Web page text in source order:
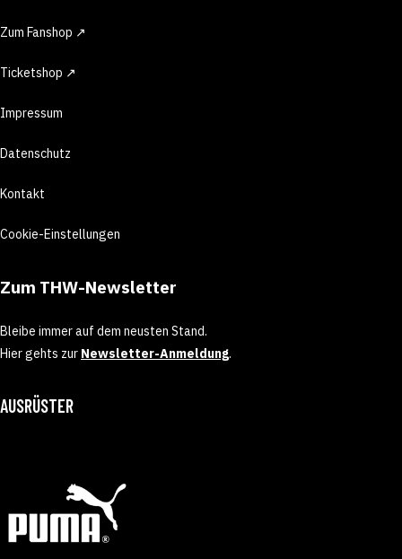
Zum Fanshop ↗
Ticketshop ↗
Impressum
Datenschutz
Kontakt
Cookie-Einstellungen
Zum THW-Newsletter
Bleibe immer auf dem neusten Stand.
Hier gehts zur Newsletter-Anmeldung.
AUSRÜSTER